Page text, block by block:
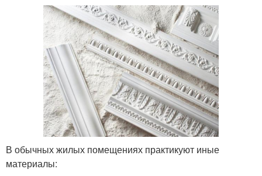
В обычных жилых помещениях практикуют иные
материалы: